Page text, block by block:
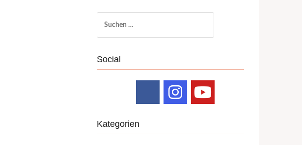
nach:
Social
Kategorien